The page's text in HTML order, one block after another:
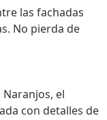
las fachadas
No pierda de
Naranjos, el
con detalles de